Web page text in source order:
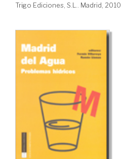
Trigo Ediciones, S.L.. Madrid, 2010